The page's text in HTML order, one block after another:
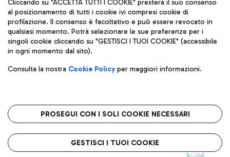
Codice fiscale e Registro delle Imprese di Roma 13032990155 P.
IVA 06572251004
Capitale sociale 62.224.743,00 int. vers.
Sede legale: Via Pier Paolo Racchetti 1 - 00054 Fiumicino (RM)
telefono +39 06 65951
Privacy policy
Note legali
L'aeroporto stellato
QUALITÀ SOSTENIBILITÀ INNOVAZIONE
Cliccando su "ACCETTA TUTTI I COOKIE" presterà il suo consenso
al posizionamento di tutti i cookie ivi compresi cookie di
profilazione. Il consenso è facoltativo e può essere revocato in
qualsiasi momento. Potrà selezionare le sue preferenze per i
singoli cookie cliccando su "GESTISCI I TUOI COOKIE" (accessibile
in ogni momento dal sito).
Consulta la nostra Cookie Policyper maggiori informazioni.
PROSEGUI CON I SOLI COOKIE NECESSARI
GESTISCI I TUOI COOKIE